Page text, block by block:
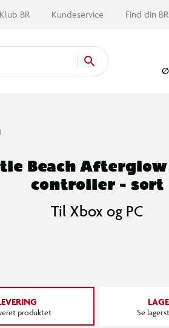
Klub BR Kundeservice Find din BR
Beach
controller - sort
Til Xbox og PC
produktet Se